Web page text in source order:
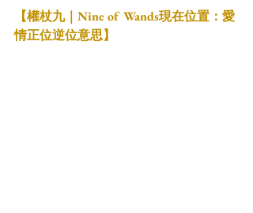
【權杖九｜Nine of Wands現在位置：愛
情正位逆位意思】